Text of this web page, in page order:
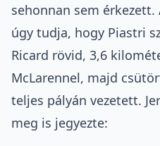
sehonnan sem
úgy tudja, hogy Piastri
Ricard rövid, 3,6
McLarennel, majd
teljes pályán vezetett.
meg is jegyezte: